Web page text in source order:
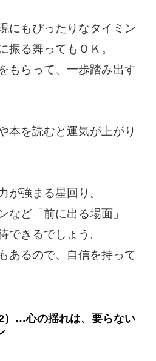
にもぴったりなタイミン
振る舞ってもＯＫ。
もらって、一歩踏み出す
本を読むと運気が上がり
が強まる星回り。
など「前に出る場面」
できるでしょう。
あるので、自信を持って
）…心の揺れは、要らない